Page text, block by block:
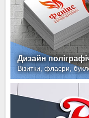
Дизайн
Візитки, флаєри,